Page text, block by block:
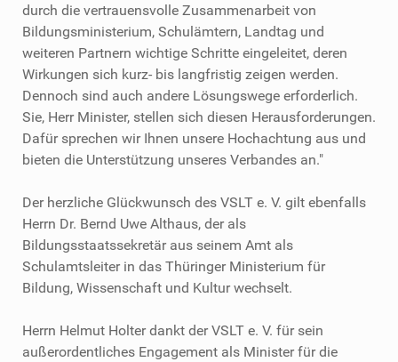
durch die vertrauensvolle Zusammenarbeit von
Bildungsministerium, Schulämtern, Landtag und
weiteren Partnern wichtige Schritte eingeleitet, deren
Wirkungen sich kurz- bis langfristig zeigen werden.
Dennoch sind auch andere Lösungswege erforderlich.
Sie, Herr Minister, stellen sich diesen Herausforderungen.
Dafür sprechen wir Ihnen unsere Hochachtung aus und
bieten die Unterstützung unseres Verbandes an."
Der herzliche Glückwunsch des VSLT e. V. gilt ebenfalls
Herrn Dr. Bernd Uwe Althaus, der als
Bildungsstaatssekretär aus seinem Amt als
Schulamtsleiter in das Thüringer Ministerium für
Bildung, Wissenschaft und Kultur wechselt.
Herrn Helmut Holter dankt der VSLT e. V. für sein
außerordentliches Engagement als Minister für die